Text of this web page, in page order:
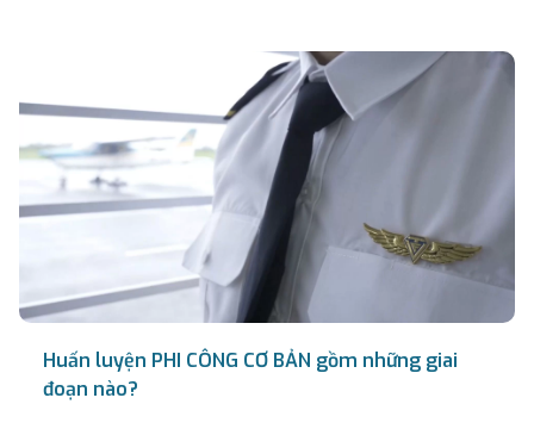
Huấn luyện PHI CÔNG CƠ BẢN gồm những giai
đoạn nào?